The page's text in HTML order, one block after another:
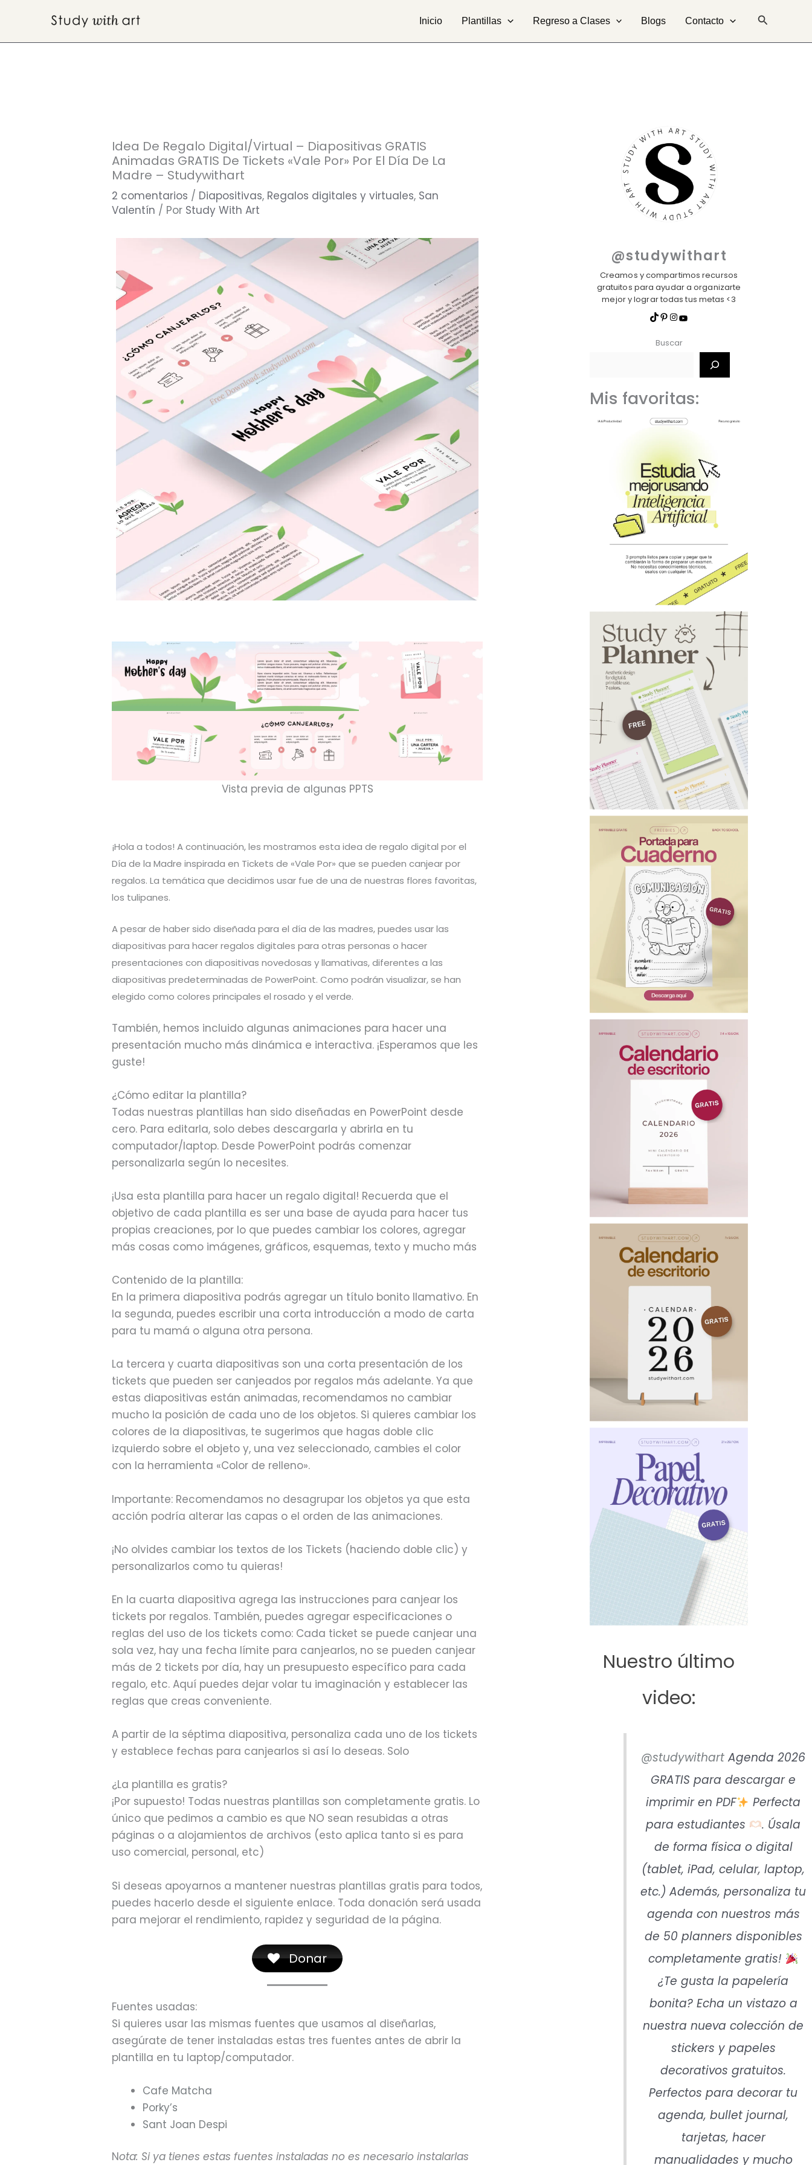
contenido
Inicio Plantillas Regreso a Clases Blogs Contacto Buscar
Idea De Regalo Digital/virtual – Diapositivas GRATIS
Animadas GRATIS De Tickets «Vale Por» Por El Día De La
Madre – Studywithart
2 comentarios / Diapositivas, Regalos digitales y virtuales, San
Valentín / Por Study With Art
Vista previa de algunas PPTS
¡Hola a todos! A continuación, les mostramos esta idea de regalo digital por el
Día de la Madre inspirada en Tickets de «Vale Por» que se pueden canjear por
regalos. La temática que decidimos usar fue de una de nuestras flores favoritas,
los tulipanes.
A pesar de haber sido diseñada para el día de las madres, puedes usar las
diapositivas para hacer regalos digitales para otras personas o hacer
presentaciones con diapositivas novedosas y llamativas, diferentes a las
diapositivas predeterminadas de PowerPoint. Como podrán visualizar, se han
elegido como colores principales el rosado y el verde.
También, hemos incluido algunas animaciones para hacer una
presentación mucho más dinámica e interactiva. ¡Esperamos que les
guste!
¿Cómo editar la plantilla?
Todas nuestras plantillas han sido diseñadas en PowerPoint desde
cero. Para editarla, solo debes descargarla y abrirla en tu
computador/laptop. Desde PowerPoint podrás comenzar
personalizarla según lo necesites.
¡Usa esta plantilla para hacer un regalo digital! Recuerda que el
objetivo de cada plantilla es ser una base de ayuda para hacer tus
propias creaciones, por lo que puedes cambiar los colores, agregar
más cosas como imágenes, gráficos, esquemas, texto y mucho más
Contenido de la plantilla:
En la primera diapositiva podrás agregar un título bonito llamativo. En
la segunda, puedes escribir una corta introducción a modo de carta
para tu mamá o alguna otra persona.
La tercera y cuarta diapositivas son una corta presentación de los
tickets que pueden ser canjeados por regalos más adelante. Ya que
estas diapositivas están animadas, recomendamos no cambiar
mucho la posición de cada uno de los objetos. Si quieres cambiar los
colores de la diapositivas, te sugerimos que hagas doble clic
izquierdo sobre el objeto y, una vez seleccionado, cambies el color
con la herramienta «Color de relleno».
Importante: Recomendamos no desagrupar los objetos ya que esta
acción podría alterar las capas o el orden de las animaciones.
¡No olvides cambiar los textos de los Tickets (haciendo doble clic) y
personalizarlos como tu quieras!
En la cuarta diapositiva agrega las instrucciones para canjear los
tickets por regalos. También, puedes agregar especificaciones o
reglas del uso de los tickets como: Cada ticket se puede canjear una
sola vez, hay una fecha límite para canjearlos, no se pueden canjear
más de 2 tickets por día, hay un presupuesto específico para cada
regalo, etc. Aquí puedes dejar volar tu imaginación y establecer las
reglas que creas conveniente.
A partir de la séptima diapositiva, personaliza cada uno de los tickets
y establece fechas para canjearlos si así lo deseas. Solo
¿La plantilla es gratis?
¡Por supuesto! Todas nuestras plantillas son completamente gratis. Lo
único que pedimos a cambio es que NO sean resubidas a otras
páginas o a alojamientos de archivos (esto aplica tanto si es para
uso comercial, personal, etc)
Si deseas apoyarnos a mantener nuestras plantillas gratis para todos,
puedes hacerlo desde el siguiente enlace. Toda donación será usada
para mejorar el rendimiento, rapidez y seguridad de la página.
Donar
Fuentes usadas:
Si quieres usar las mismas fuentes que usamos al diseñarlas,
asegúrate de tener instaladas estas tres fuentes antes de abrir la
plantilla en tu laptop/computador.
Cafe Matcha
Porky’s
Sant Joan Despi
Nota: Si ya tienes estas fuentes instaladas no es necesario instalarlas
@studywithart
Creamos y compartimos recursos
gratuitos para ayudar a organizarte
mejor y lograr todas tus metas <3
Buscar
Mis favoritas:
Nuestro último
video:
@studywithart Agenda 2026
GRATIS para descargar e
imprimir en PDF
Perfecta
para estudiantes
. Úsala
de forma física o digital
(tablet, iPad, celular, laptop,
etc.) Además, personaliza tu
agenda con nuestros más
de 50 planners disponibles
completamente gratis!
¿Te gusta la papelería
bonita? Echa un vistazo a
nuestra nueva colección de
stickers y papeles
decorativos gratuitos.
Perfectos para decorar tu
agenda, bullet journal,
tarjetas, hacer
manualidades y mucho